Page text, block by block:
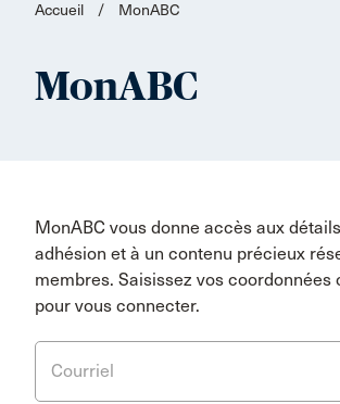
Accueil / MonABC
MonABC
MonABC vous donne accès aux
adhésion et à un contenu précieux
membres. Saisissez vos coordonnées
pour vous connecter.
Courriel